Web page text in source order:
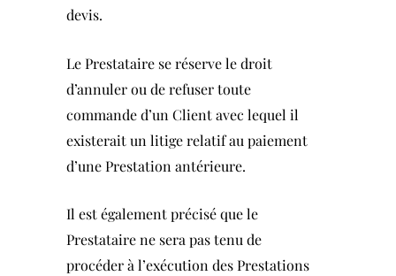
devis.
Le Prestataire se réserve le droit
d’annuler ou de refuser toute
commande d’un Client avec lequel il
existerait un litige relatif au paiement
d’une Prestation antérieure.
Il est également précisé que le
Prestataire ne sera pas tenu de
procéder à l’exécution des Prestations